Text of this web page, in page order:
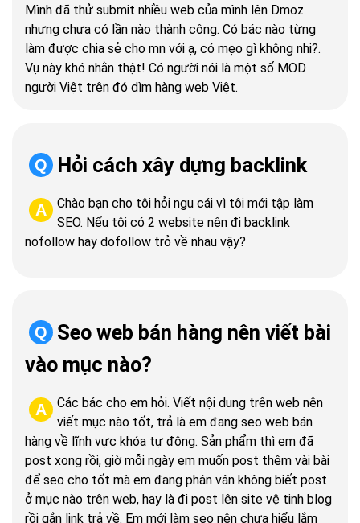
Mình đã thử submit nhiều web của mình lên Dmoz
nhưng chưa có lần nào thành công. Có bác nào từng
làm được chia sẻ cho mn với ạ, có mẹo gì không nhi?.
Vụ này khó nhằn thật! Có người nói là một số MOD
người Việt trên đó dìm hàng web Việt.
Q Hỏi cách xây dựng backlink
A
Chào bạn cho tôi hỏi ngu cái vì tôi mới tập làm
SEO. Nếu tôi có 2 website nên đi backlink
nofollow hay dofollow trỏ về nhau vậy?
Q
Seo web bán hàng nên viết bài
vào mục nào?
A
Các bác cho em hỏi. Viết nội dung trên web nên
viết mục nào tốt, trả là em đang seo web bán
hàng về lĩnh vực khóa tự động. Sản phẩm thì em đã
post xong rồi, giờ mỗi ngày em muốn post thêm vài bài
để seo cho tốt mà em đang phân vân không biết post
ở mục nào trên web, hay là đi post lên site vệ tinh blog
rồi gắn link trả về. Em mới làm seo nên chưa hiểu lắm